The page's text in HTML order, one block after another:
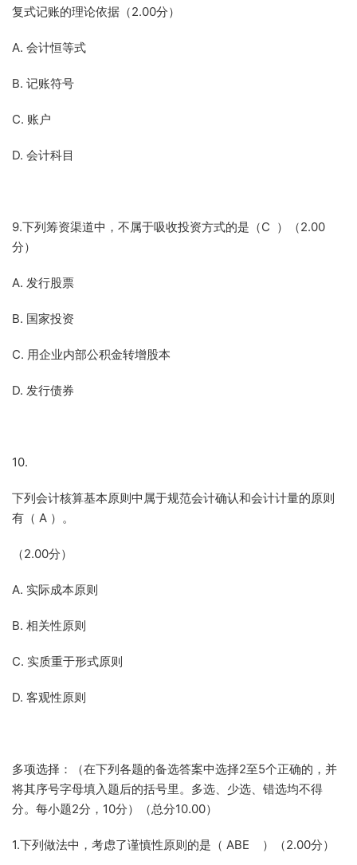
复式记账的理论依据（2.00分）
A. 会计恒等式
B. 记账符号
C. 账户
D. 会计科目
9.下列筹资渠道中，不属于吸收投资方式的是（C ）（2.00
分）
A. 发行股票
B. 国家投资
C. 用企业内部公积金转增股本
D. 发行债券
10.
下列会计核算基本原则中属于规范会计确认和会计计量的原则
有（ A ）。
（2.00分）
A. 实际成本原则
B. 相关性原则
C. 实质重于形式原则
D. 客观性原则
多项选择：（在下列各题的备选答案中选择2至5个正确的，并
将其序号字母填入题后的括号里。多选、少选、错选均不得
分。每小题2分，10分）（总分10.00）
1.下列做法中，考虑了谨慎性原则的是（ ABE ）（2.00分）